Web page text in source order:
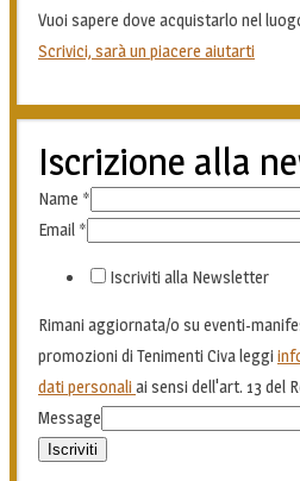
Vuoi sapere dove acquistarlo nel
Scrivici, sarà un piacere aiutarti
Iscrizione alla
Name *
Email *
Iscriviti alla Newsletter
Rimani aggiornata/o su eventi-
promozioni di Tenimenti Civa leggi
dati personali ai sensi dell'art. 13 del
Message
Iscriviti